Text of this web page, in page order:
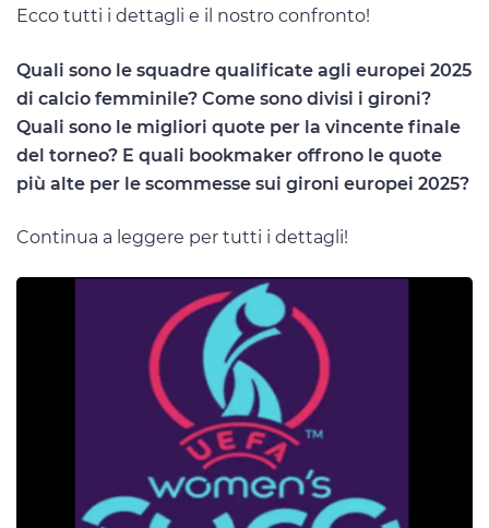
Ecco tutti i dettagli e il nostro confronto!
Quali sono le squadre qualificate agli europei 2025
di calcio femminile? Come sono divisi i gironi?
Quali sono le migliori quote per la vincente finale
del torneo? E quali bookmaker offrono le quote
più alte per le scommesse sui gironi europei 2025?
Continua a leggere per tutti i dettagli!